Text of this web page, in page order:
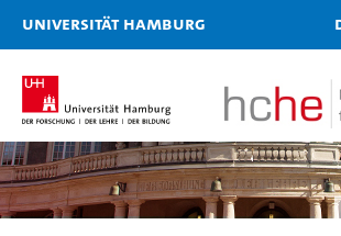
Universität Hamburg